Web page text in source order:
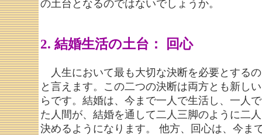
の土台となるのではないでしょうか。
2. 結婚生活の土台： 回心
人生において最も大切な決断を必要とする
と言えます。この二つの決断は両方とも新し
らです。結婚は、今まで一人で生活し、一人
た人間が、結婚を通して二人三脚のように二
決めるようになります。 他方、回心は、今ま